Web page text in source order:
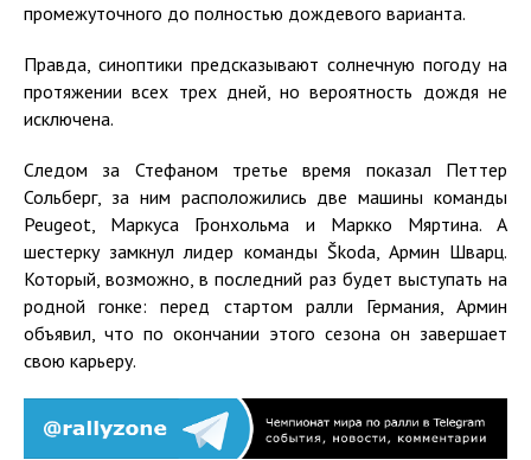
промежуточного до полностью дождевого варианта.
Правда, синоптики предсказывают солнечную погоду на
протяжении всех трех дней, но вероятность дождя не
исключена.
Следом за Стефаном третье время показал Петтер
Сольберг, за ним расположились две машины команды
Peugeot, Маркуса Гронхольма и Маркко Мяртина. А
шестерку замкнул лидер команды Škoda, Армин Шварц.
Который, возможно, в последний раз будет выступать на
родной гонке: перед стартом ралли Германия, Армин
объявил, что по окончании этого сезона он завершает
свою карьеру.